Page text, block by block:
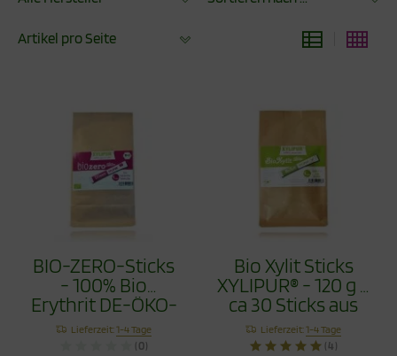
Artikel pro Seite
BIO-ZERO-Sticks
- 100% Bio
Erythrit DE-ÖKO-
037 XYLIPUR®
120g
Lieferzeit:1-4 Tage
(0)
Bio Xylit Sticks
XYLIPUR® - 120 g =
ca 30 Sticks aus
kbA biologischem
Anbau
Lieferzeit:1-4 Tage
(4)